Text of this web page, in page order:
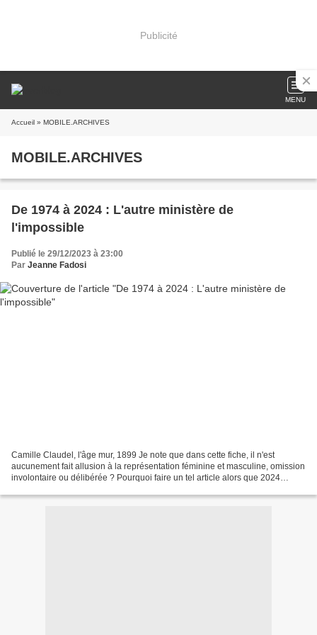
Publicité
MENU
Accueil » MOBILE.ARCHIVES
MOBILE.ARCHIVES
De 1974 à 2024 : L'autre ministère de
l'impossible
Publié le 29/12/2023 à 23:00
Par Jeanne Fadosi
Camille Claudel, l'âge mur, 1899 Je note que dans cette fiche, il n'est
aucunement fait allusion à la représentation féminine et masculine, omission
involontaire ou délibérée ? Pourquoi faire un tel article alors que 2024